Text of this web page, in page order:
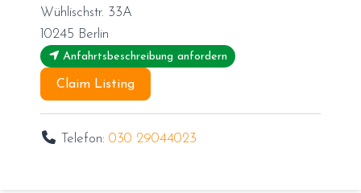
Wühlischstr. 33A
10245 Berlin
Anfahrtsbeschreibung anfordern
Claim Listing
Telefon:030 29044023